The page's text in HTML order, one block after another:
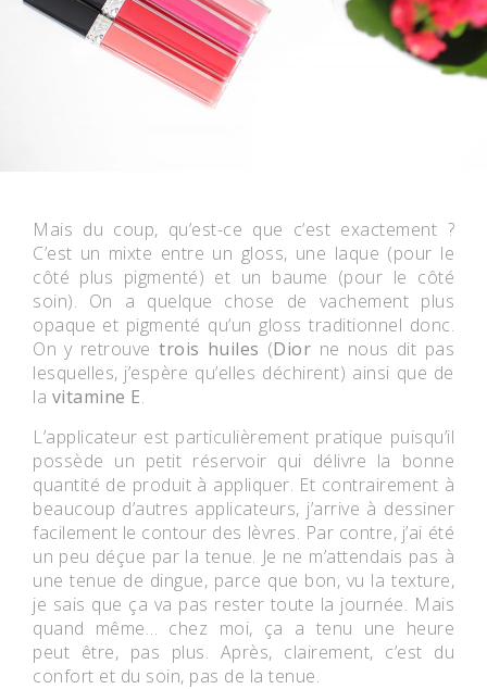
Mais du coup, qu’est-ce que c’est exactement ?
C’est un mixte entre un gloss, une laque (pour le
côté plus pigmenté) et un baume (pour le côté
soin). On a quelque chose de vachement plus
opaque et pigmenté qu’un gloss traditionnel donc.
On y retrouve trois huiles (Dior ne nous dit pas
lesquelles, j’espère qu’elles déchirent) ainsi que de
la vitamine E.
L’applicateur est particulièrement pratique puisqu’il
possède un petit réservoir qui délivre la bonne
quantité de produit à appliquer. Et contrairement à
beaucoup d’autres applicateurs, j’arrive à dessiner
facilement le contour des lèvres. Par contre, j’ai été
un peu déçue par la tenue. Je ne m’attendais pas à
une tenue de dingue, parce que bon, vu la texture,
je sais que ça va pas rester toute la journée. Mais
quand même… chez moi, ça a tenu une heure
peut être, pas plus. Après, clairement, c’est du
confort et du soin, pas de la tenue.